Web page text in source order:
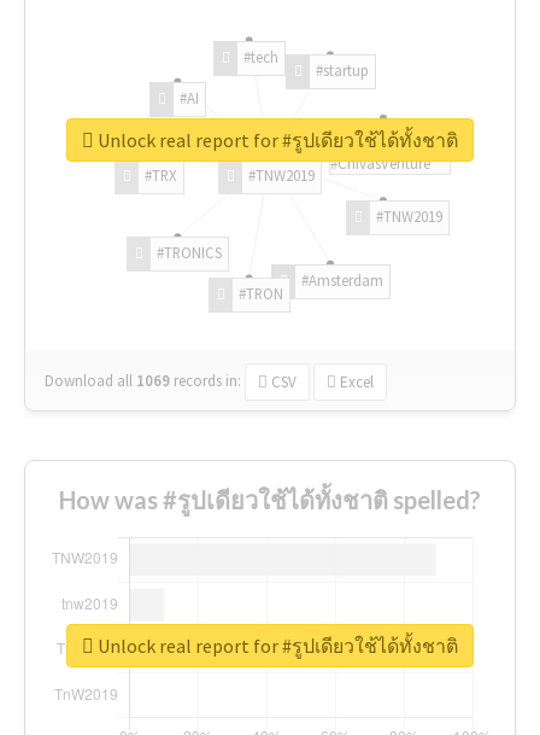
#TNW2019
#TNW2019
#Amsterdam
#TRON
#TRONICS
#TRX
#AI
#tech
#startup
#ChivasVenture
Download all 1069 records in: CSV Excel
Unlock real report for #รูปเดียวใช้ได้ทั้งชาติ
How was #รูปเดียวใช้ได้ทั้งชาติ spelled?
Unlock real report for #รูปเดียวใช้ได้ทั้งชาติ